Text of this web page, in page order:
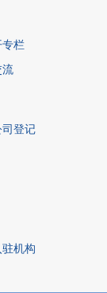
专栏
流
司登记
驻机构